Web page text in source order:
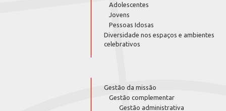
Adolescentes
Jovens
Pessoas Idosas
Diversidade nos espaços e ambientes
celebrativos
Gestão da missão
Gestão complementar
Gestão administrativa